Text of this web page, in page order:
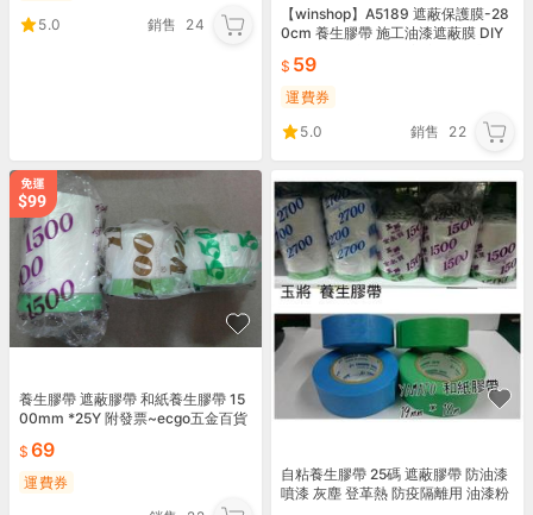
5.0
銷售 24
【winshop】A5189 遮蔽保護膜-28
0cm 養生膠帶 施工油漆遮蔽膜 DIY
59
運費券
5.0
銷售 22
養生膠帶 遮蔽膠帶 和紙養生膠帶 15
00mm *25Y 附發票~ecgo五金百貨
69
運費券
自粘養生膠帶 25碼 遮蔽膠帶 防油漆
噴漆 灰塵 登革熱 防疫隔離用 油漆粉